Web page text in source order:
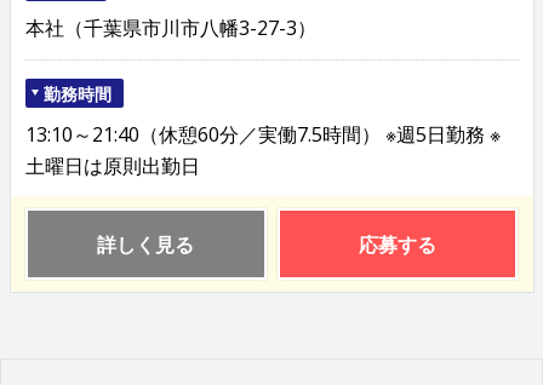
本社（千葉県市川市八幡3-27-3）
勤務時間
13:10～21:40（休憩60分／実働7.5時間） ※週5日勤務 ※
土曜日は原則出勤日
詳しく見る 応募する